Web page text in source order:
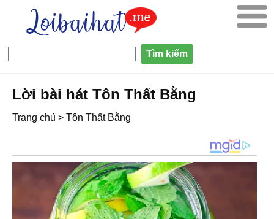
Lời bài hát Tôn Thất Bằng
Trang chủ > Tôn Thất Bằng